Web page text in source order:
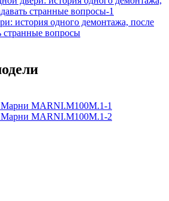
история одного демонтажа, после
странные вопросы